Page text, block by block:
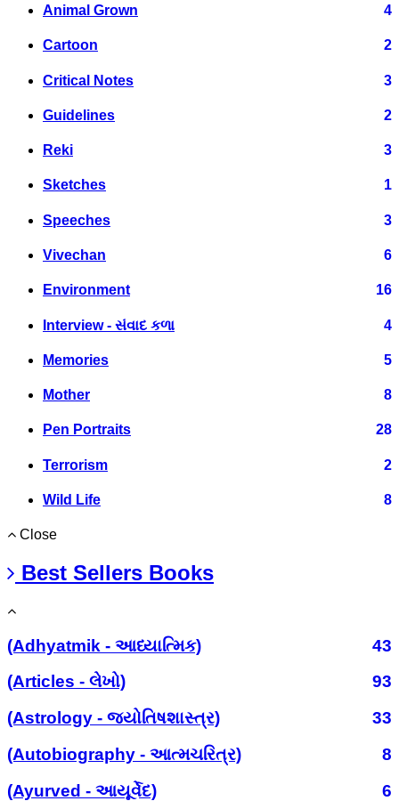
Animal Grown 4
Cartoon 2
Critical Notes 3
Guidelines 2
Reki 3
Sketches 1
Speeches 3
Vivechan 6
Environment 16
Interview - સંવાદ કળા 4
Memories 5
Mother 8
Pen Portraits 28
Terrorism 2
Wild Life 8
Close
Best Sellers Books
(Adhyatmik - આધ્યાત્મિક)
43
(Articles - લેખો)
93
(Astrology - જ્યોતિષશાસ્ત્ર)
33
(Autobiography - આત્મચરિત્ર)
8
(Ayurved - આયૂર્વેદ)
6